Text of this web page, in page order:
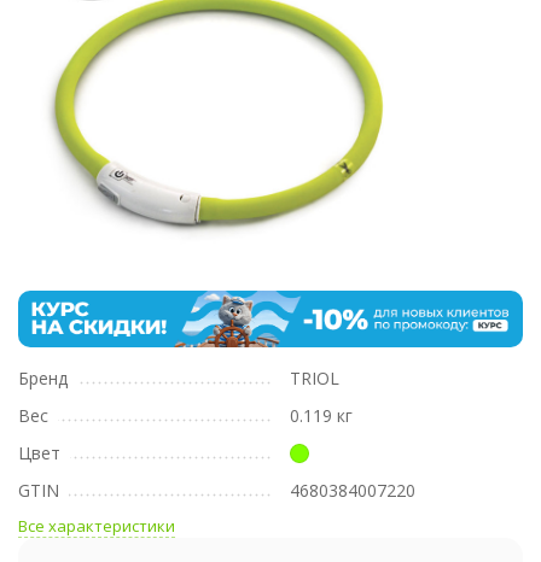
Бренд
TRIOL
Вес
0.119 кг
Цвет
GTIN
4680384007220
Все характеристики